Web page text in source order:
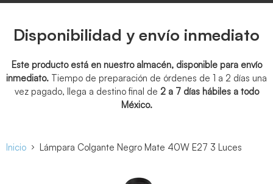
Disponibilidad y envío inmediato
Este producto está en nuestro almacén, disponible para envío
inmediato. Tiempo de preparación de órdenes de 1 a 2 días una
vez pagado, llega a destino final de 2 a 7 días hábiles a todo
México.
Inicio Lámpara Colgante Negro Mate 40W E27 3 Luces